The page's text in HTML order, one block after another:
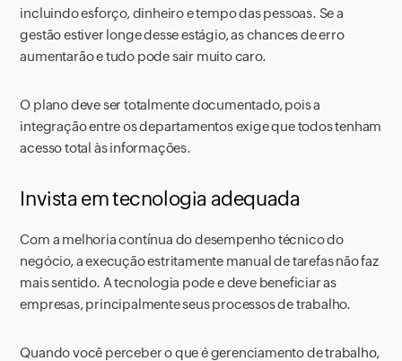
incluindo esforço, dinheiro e tempo das pessoas. Se a
gestão estiver longe desse estágio, as chances de erro
aumentarão e tudo pode sair muito caro.
O plano deve ser totalmente documentado, pois a
integração entre os departamentos exige que todos tenham
acesso total às informações.
Invista em tecnologia adequada
Com a melhoria contínua do desempenho técnico do
negócio, a execução estritamente manual de tarefas não faz
mais sentido. A tecnologia pode e deve beneficiar as
empresas, principalmente seus processos de trabalho.
Quando você perceber o que é gerenciamento de trabalho,